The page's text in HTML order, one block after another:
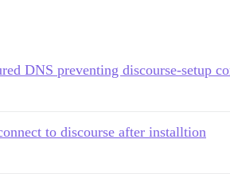
DNS preventing discourse-setup
to discourse after installtion